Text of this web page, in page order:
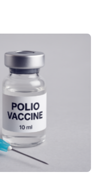
Methoden geheilt
Therapien, die
und normales
um Daniel Merk vom
am
eine solche
des
Wilhelm Sander-